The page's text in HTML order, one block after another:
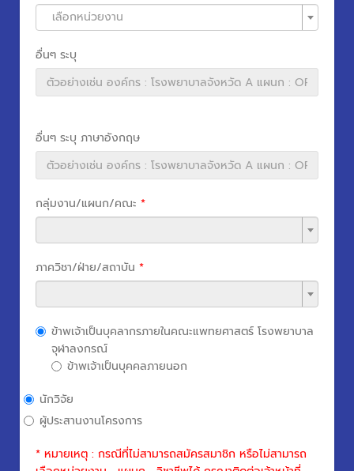
เลือกหน่วยงาน
อื่นๆ ระบุ
อื่นๆ ระบุ ภาษาอังกฤษ
กลุ่มงาน/แผนก/คณะ *
ภาควิชา/ฝ่าย/สถาบัน *
ข้าพเจ้าเป็นบุคลากรภายในคณะแพทยศาสตร์ โรงพยาบาล
จุฬาลงกรณ์
ข้าพเจ้าเป็นบุคคลภายนอก
นักวิจัย
ผู้ประสานงานโครงการ
* หมายเหตุ : กรณีที่ไม่สามารถสมัครสมาชิก หรือไม่สามารถ